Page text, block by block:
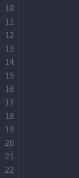
10
11
12
13
14
15
16
17
18
19
20
21
22